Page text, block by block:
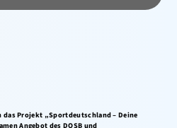
Projekt „Sportdeutschland – Deine
Angebot des DOSB und